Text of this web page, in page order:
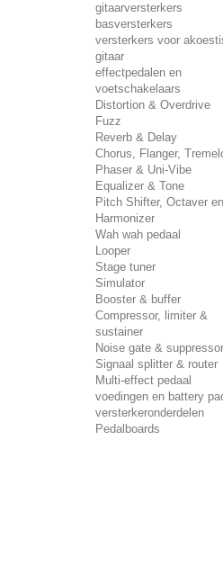
gitaarversterkers
basversterkers
versterkers voor
gitaar
effectpedalen en
voetschakelaars
Distortion & Overdrive
Fuzz
Reverb & Delay
Chorus, Flanger,
Phaser & Uni-Vibe
Equalizer & Tone
Pitch Shifter, Octaver en
Harmonizer
Wah wah pedaal
Looper
Stage tuner
Simulator
Booster & buffer
Compressor, limiter &
sustainer
Noise gate & suppressor
Signaal splitter & router
Multi-effect pedaal
voedingen en battery
versterkeronderdelen
Pedalboards